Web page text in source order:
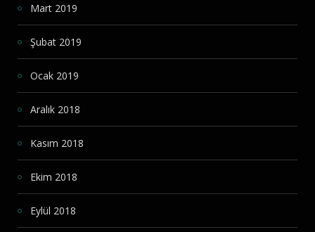
Mart 2019
Şubat 2019
Ocak 2019
Aralık 2018
Kasım 2018
Ekim 2018
Eylül 2018